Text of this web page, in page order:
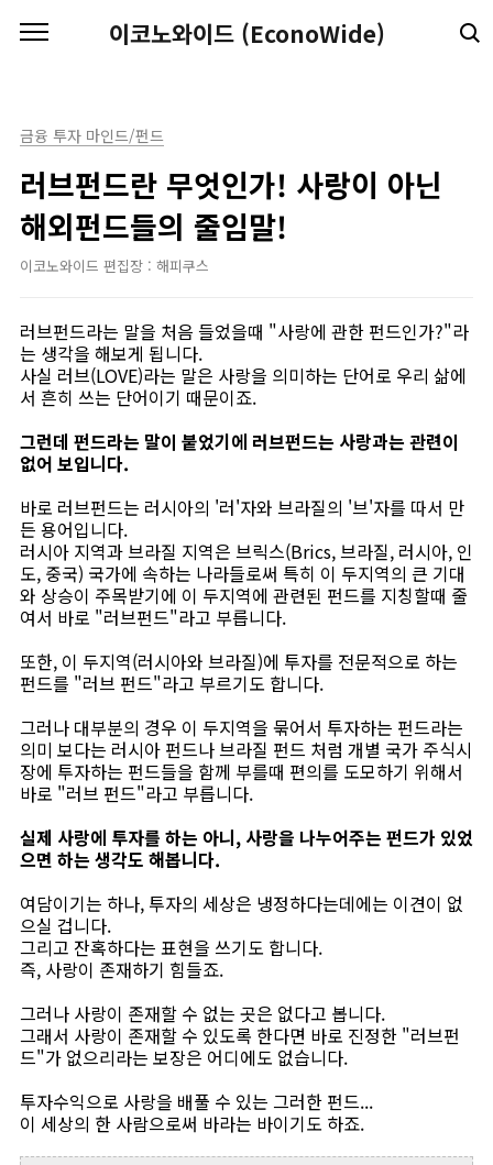
이코노와이드 (EconoWide)
금융 투자 마인드/펀드
러브펀드란 무엇인가! 사랑이 아닌
해외펀드들의 줄임말!
이코노와이드 편집장 : 해피쿠스
러브펀드라는 말을 처음 들었을때 "사랑에 관한 펀드인가?"라
는 생각을 해보게 됩니다.
사실 러브(LOVE)라는 말은 사랑을 의미하는 단어로 우리 삶에
서 흔히 쓰는 단어이기 때문이죠.
그런데 펀드라는 말이 붙었기에 러브펀드는 사랑과는 관련이
없어 보입니다.
바로 러브펀드는 러시아의 '러'자와 브라질의 '브'자를 따서 만
든 용어입니다.
러시아 지역과 브라질 지역은 브릭스(Brics, 브라질, 러시아, 인
도, 중국) 국가에 속하는 나라들로써 특히 이 두지역의 큰 기대
와 상승이 주목받기에 이 두지역에 관련된 펀드를 지칭할때 줄
여서 바로 "러브펀드"라고 부릅니다.
또한, 이 두지역(러시아와 브라질)에 투자를 전문적으로 하는
펀드를 "러브 펀드"라고 부르기도 합니다.
그러나 대부분의 경우 이 두지역을 묶어서 투자하는 펀드라는
의미 보다는 러시아 펀드나 브라질 펀드 처럼 개별 국가 주식시
장에 투자하는 펀드들을 함께 부를때 편의를 도모하기 위해서
바로 "러브 펀드"라고 부릅니다.
실제 사랑에 투자를 하는 아니, 사랑을 나누어주는 펀드가 있었
으면 하는 생각도 해봅니다.
여담이기는 하나, 투자의 세상은 냉정하다는데에는 이견이 없
으실 겁니다.
그리고 잔혹하다는 표현을 쓰기도 합니다.
즉, 사랑이 존재하기 힘들죠.
그러나 사랑이 존재할 수 없는 곳은 없다고 봅니다.
그래서 사랑이 존재할 수 있도록 한다면 바로 진정한 "러브펀
드"가 없으리라는 보장은 어디에도 없습니다.
투자수익으로 사랑을 배풀 수 있는 그러한 펀드...
이 세상의 한 사람으로써 바라는 바이기도 하죠.